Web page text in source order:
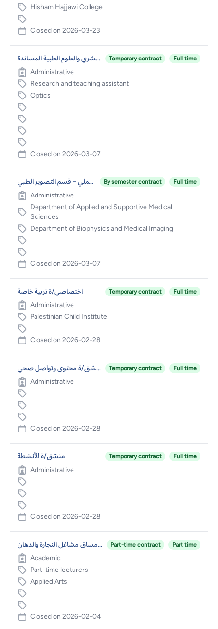
Hisham Hajjawi College
Closed on 2026-03-23
مشرف مختبرات – كلية الطب البشري والعلوم الطبية المساندة Temporary contract Full time
Administrative
Research and teaching assistant
Optics
Closed on 2026-03-07
مشرف تدريب عملي – قسم التصوير الطبي By semester contract Full time
Administrative
Department of Applied and Supportive Medical
Sciences
Department of Biophysics and Medical Imaging
Closed on 2026-03-07
اختصاصي/ة تربية خاصة Temporary contract Full time
Administrative
Palestinian Child Institute
Closed on 2026-02-28
منسّق/ة محتوى وتواصل صحي Temporary contract Full time
Administrative
Closed on 2026-02-28
منسّق/ة الأنشطة Temporary contract Full time
Administrative
Closed on 2026-02-28
أعضاء هيئة تدريس غير متفرغين – تدريس مساق مشاغل النجارة والدهان Part-time contract Part time
Academic
Part-time lecturers
Applied Arts
Closed on 2026-02-04